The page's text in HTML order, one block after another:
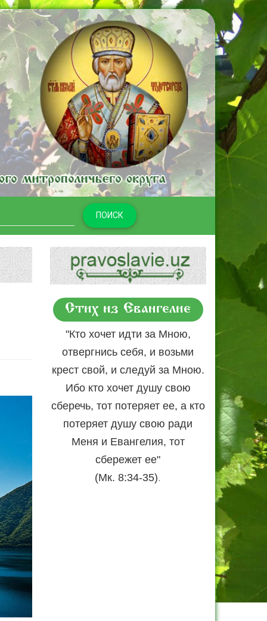
ПОИСК
Стих из Евангелие
"Кто хочет идти за Мною,
отвергнись себя, и возьми
крест свой, и следуй за Мною.
Ибо кто хочет душу свою
сберечь, тот потеряет ее, а кто
потеряет душу свою ради
Меня и Евангелия, тот
сбережет ее"
(Мк. 8:34-35).